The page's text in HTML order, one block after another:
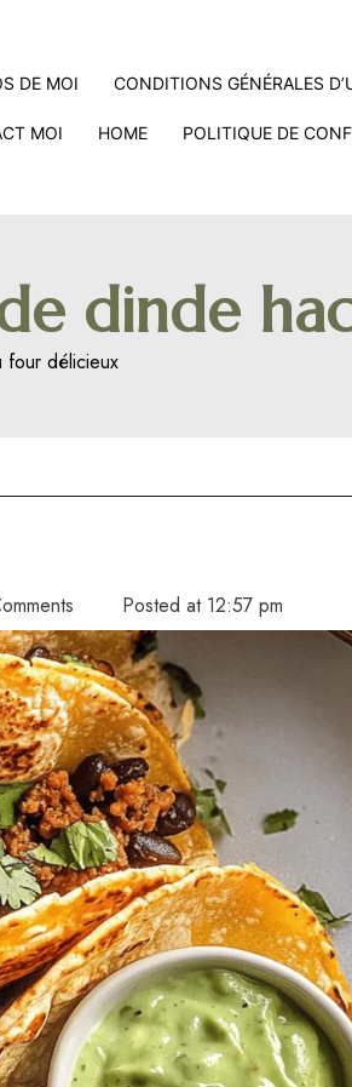
DE MOI CONDITIONS GÉNÉRALES
MOI HOME POLITIQUE DE
dinde
four délicieux
Posted at 12:57 pm